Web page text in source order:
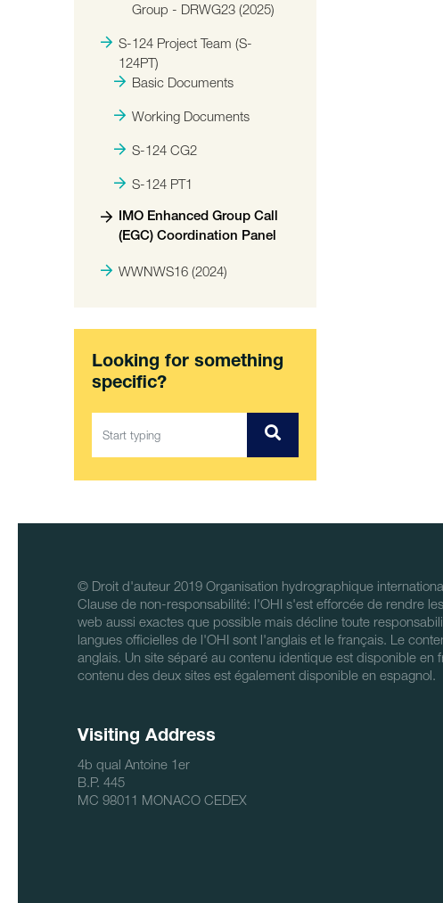
Group - DRWG23 (2025)
S-124 Project Team (S-
124PT)
Basic Documents
Working Documents
S-124 CG2
S-124 PT1
IMO Enhanced Group Call
(EGC) Coordination Panel
WWNWS16 (2024)
Looking for something
specific?
© Droit d'auteur 2019 Organisation hydrographique
Clause de non-responsabilité: l'OHI s'est efforcée de rendre
web aussi exactes que possible mais décline toute
langues officielles de l'OHI sont l'anglais et le français. Le
anglais. Un site séparé au contenu identique est disponible en
contenu des deux sites est également disponible en espagnol.
Visiting Address
4b qual Antoine 1er
B.P. 445
MC 98011 MONACO CEDEX